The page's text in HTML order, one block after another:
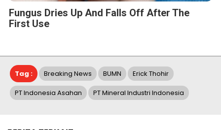
Tag : Breaking News BUMN Erick Thohir